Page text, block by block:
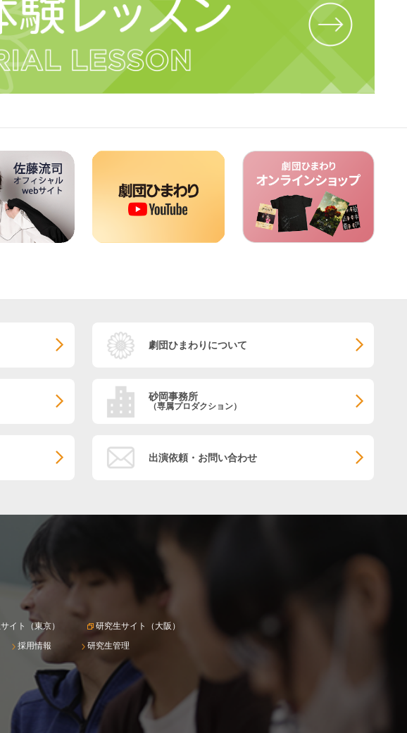
劇団ひまわりについて
砂岡事務所
（専属プロダクション）
出演依頼・お問い合わせ
イト（東京）
研究生サイト（大阪）
採用情報 研究生管理